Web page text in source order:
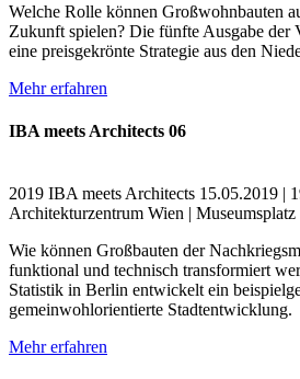
Welche Rolle können Großwohnbauten
Zukunft spielen? Die fünfte Ausgabe der
eine preisgekrönte Strategie aus den
Mehr erfahren
IBA meets Architects 06
2019 IBA meets Architects 15.05.2019 |
Architekturzentrum Wien | Museumsplatz
Wie können Großbauten der
funktional und technisch transformiert
Statistik in Berlin entwickelt ein
gemeinwohlorientierte Stadtentwicklung.
Mehr erfahren